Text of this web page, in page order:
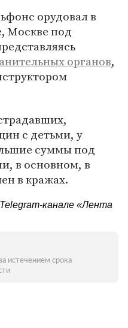
орудовал в
Москве под
органов,
с детьми, у
суммы под
в основном, в
в кражах.
канале «Лента
истечением срока